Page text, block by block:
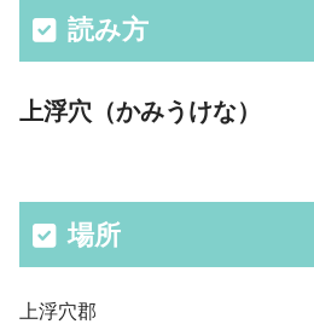
読み方
上浮穴（かみうけな）
場所
上浮穴郡